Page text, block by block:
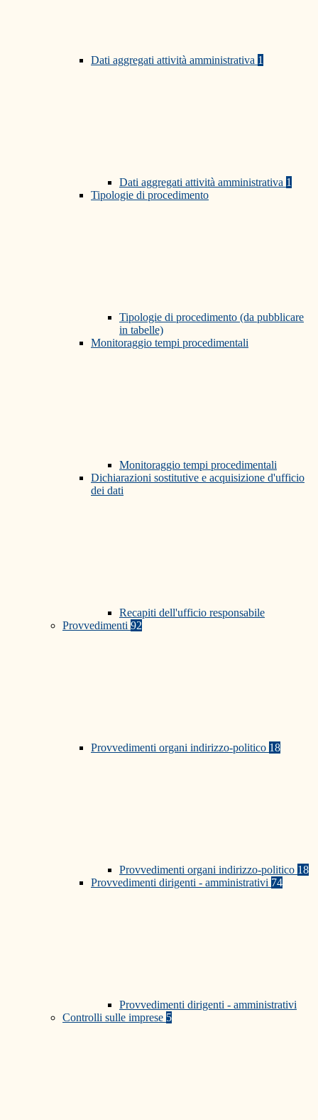
Dati aggregati attività amministrativa 1
Dati aggregati attività amministrativa 1
Tipologie di procedimento
Tipologie di procedimento (da pubblicare
in tabelle)
Monitoraggio tempi procedimentali
Monitoraggio tempi procedimentali
Dichiarazioni sostitutive e acquisizione d'ufficio
dei dati
Recapiti dell'ufficio responsabile
Provvedimenti 92
Provvedimenti organi indirizzo-politico 18
Provvedimenti organi indirizzo-politico 18
Provvedimenti dirigenti - amministrativi 74
Provvedimenti dirigenti - amministrativi
Controlli sulle imprese 5